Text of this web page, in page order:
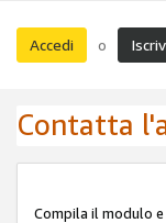
Accedi o
Contatta
Compila il modulo e